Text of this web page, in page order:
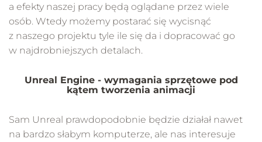
a efekty naszej pracy będą oglądane przez wiele
osób. Wtedy możemy postarać się wycisnąć
z naszego projektu tyle ile się da i dopracować go
w najdrobniejszych detalach.
Unreal Engine - wymagania sprzętowe pod
kątem tworzenia animacji
Sam Unreal prawdopodobnie będzie działał nawet
na bardzo słabym komputerze, ale nas interesuje